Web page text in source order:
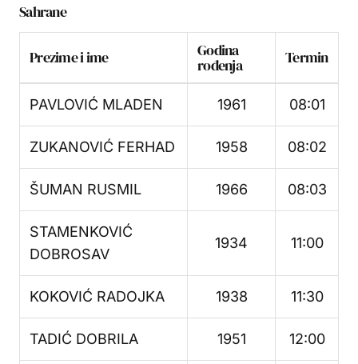
Sahrane
Prezime i ime Godina
rođenja Termin
PAVLOVIĆ MLADEN 1961 08:01
ZUKANOVIĆ FERHAD 1958 08:02
ŠUMAN RUSMIL 1966 08:03
STAMENKOVIĆ
DOBROSAV
1934 11:00
KOKOVIĆ RADOJKA 1938 11:30
TADIĆ DOBRILA 1951 12:00